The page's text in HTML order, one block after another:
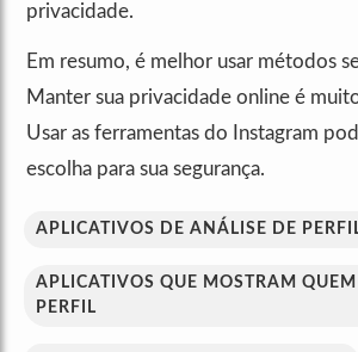
privacidade.
Em resumo, é melhor usar métodos
Manter sua privacidade online é
Usar as ferramentas do Instagram
escolha para sua segurança.
APLICATIVOS DE ANÁLISE DE
APLICATIVOS QUE MOSTRAM QUEM
PERFIL